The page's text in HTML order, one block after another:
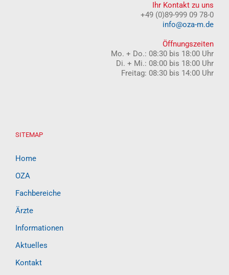
Ihr Kontakt zu uns
+49 (0)89-999 09 78-0
info@oza-m.de
Öffnungszeiten
Mo. + Do.: 08:30 bis 18:00 Uhr
Di. + Mi.: 08:00 bis 18:00 Uhr
Freitag: 08:30 bis 14:00 Uhr
SITEMAP
Home
OZA
Fachbereiche
Ärzte
Informationen
Aktuelles
Kontakt